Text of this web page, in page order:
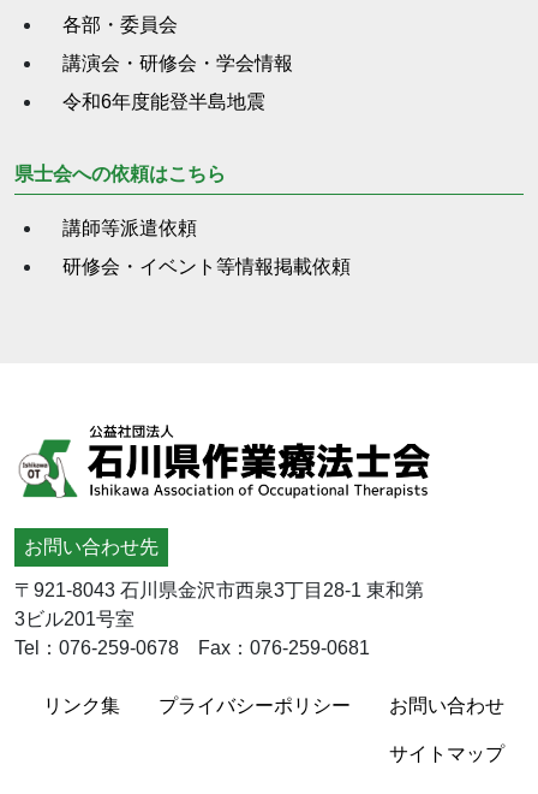
各部・委員会
講演会・研修会・学会情報
令和6年度能登半島地震
県士会への依頼はこちら
講師等派遣依頼
研修会・イベント等情報掲載依頼
お問い合わせ先
〒921-8043 石川県金沢市西泉3丁目28-1 東和第
3ビル201号室
Tel：076-259-0678 Fax：076-259-0681
リンク集 プライバシーポリシー お問い合わせ
サイトマップ